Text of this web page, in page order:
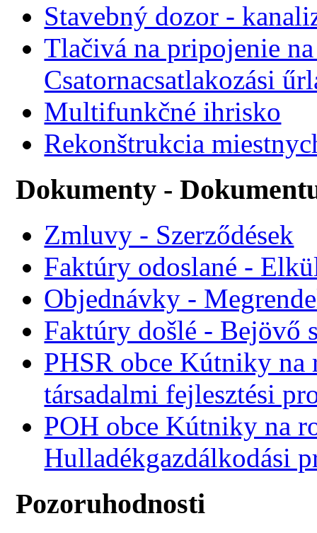
Stavebný dozor -
Tlačivá na pripojenie
Csatornacsatlakozási
Multifunkčné ihrisko
Rekonštrukcia
Dokumenty -
Zmluvy - Szerződések
Faktúry odoslané -
Objednávky -
Faktúry došlé - Bejövő
PHSR obce Kútniky na
társadalmi fejlesztési
POH obce Kútniky na
Hulladékgazdálkodási
Pozoruhodnosti